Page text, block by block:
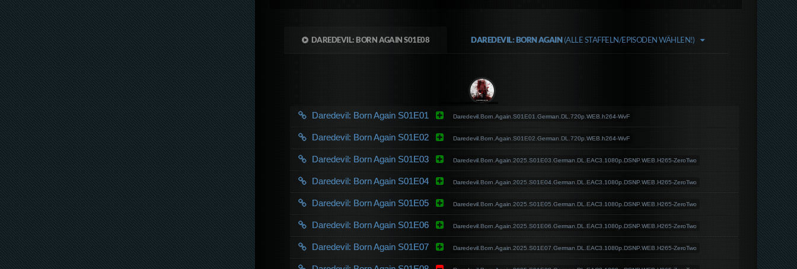
DAREDEVIL: BORN AGAIN S01E08 DAREDEVIL: BORN AGAIN(ALLE STAFFELN/EPISODEN WÄHLEN!)
Daredevil: Born Again S01E01 Daredevil.Born.Again.S01E01.German.DL.720p.WEB.h264-WvF
Daredevil: Born Again S01E02 Daredevil.Born.Again.S01E02.German.DL.720p.WEB.h264-WvF
Daredevil: Born Again S01E03 Daredevil.Born.Again.2025.S01E03.German.DL.EAC3.1080p.DSNP.WEB.H265-ZeroTwo
Daredevil: Born Again S01E04 Daredevil.Born.Again.2025.S01E04.German.DL.EAC3.1080p.DSNP.WEB.H265-ZeroTwo
Daredevil: Born Again S01E05 Daredevil.Born.Again.2025.S01E05.German.DL.EAC3.1080p.DSNP.WEB.H265-ZeroTwo
Daredevil: Born Again S01E06 Daredevil.Born.Again.2025.S01E06.German.DL.EAC3.1080p.DSNP.WEB.H265-ZeroTwo
Daredevil: Born Again S01E07 Daredevil.Born.Again.2025.S01E07.German.DL.EAC3.1080p.DSNP.WEB.H265-ZeroTwo